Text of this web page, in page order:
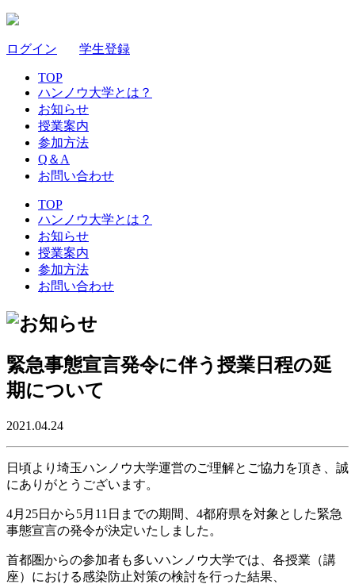
ログイン 学生登録
TOP
ハンノウ大学とは？
お知らせ
授業案内
参加方法
Q＆A
お問い合わせ
TOP
ハンノウ大学とは？
お知らせ
授業案内
参加方法
お問い合わせ
緊急事態宣言発令に伴う授業日程の延
期について
2021.04.24
日頃より埼玉ハンノウ大学運営のご理解とご協力を頂き、誠
にありがとうございます。
4月25日から5月11日までの期間、4都府県を対象とした緊急
事態宣言の発令が決定いたしました。
首都圏からの参加者も多いハンノウ大学では、各授業（講
座）における感染防止対策の検討を行った結果、